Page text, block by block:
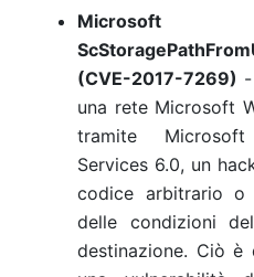
Microsoft
(CVE-2017-7269)
una rete Microsoft
tramite
Services 6.0, un
codice arbitrario o
delle condizioni
destinazione. Ciò è